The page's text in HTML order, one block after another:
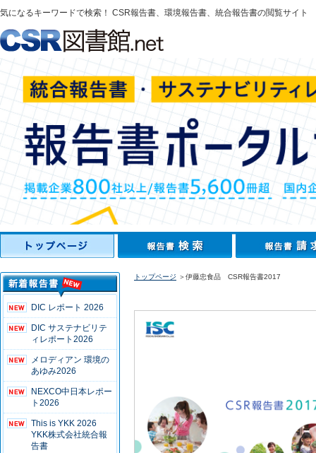
気になるキーワードで検索！ CSR報告書、環境報告書、統合報告書の閲覧サイト
DIC レポート 2026
DIC サステナビリテ
ィレポート2026
メロディアン 環境の
あゆみ2026
NEXCO中日本レポー
ト2026
This is YKK 2026
YKK株式会社統合報
告書
トップページ ＞伊藤忠食品 CSR報告書2017